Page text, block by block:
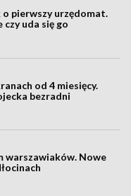
o pierwszy urzędomat.
czy uda się go
od 4 miesięcy.
bezradni
warszawiaków. Nowe